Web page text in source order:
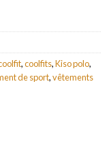
,coolfits,Kiso polo,
de sport,vêtements